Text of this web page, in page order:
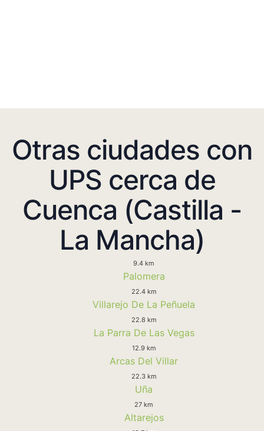
Otras ciudades con
UPS cerca de
Cuenca (Castilla -
La Mancha)
9.4 km
Palomera
22.4 km
Villarejo De La Peñuela
22.8 km
La Parra De Las Vegas
12.9 km
Arcas Del Villar
22.3 km
Uña
27 km
Altarejos